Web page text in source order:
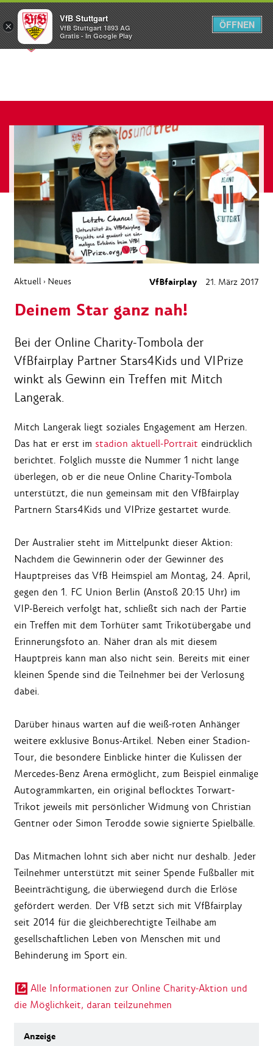
Menü
Aktuell › Neues VfBfairplay 21. März 2017
Deinem Star ganz nah!
Bei der Online Charity-Tombola der
VfBfairplay Partner Stars4Kids und VIPrize
winkt als Gewinn ein Treffen mit Mitch
Langerak.
Mitch Langerak liegt soziales Engagement am Herzen.
Das hat er erst im stadion aktuell-Portrait eindrücklich
berichtet. Folglich musste die Nummer 1 nicht lange
überlegen, ob er die neue Online Charity-Tombola
unterstützt, die nun gemeinsam mit den VfBfairplay
Partnern Stars4Kids und VIPrize gestartet wurde.
Der Australier steht im Mittelpunkt dieser Aktion:
Nachdem die Gewinnerin oder der Gewinner des
Hauptpreises das VfB Heimspiel am Montag, 24. April,
gegen den 1. FC Union Berlin (Anstoß 20:15 Uhr) im
VIP-Bereich verfolgt hat, schließt sich nach der Partie
ein Treffen mit dem Torhüter samt Trikotübergabe und
Erinnerungsfoto an. Näher dran als mit diesem
Hauptpreis kann man also nicht sein. Bereits mit einer
kleinen Spende sind die Teilnehmer bei der Verlosung
dabei.
Darüber hinaus warten auf die weiß-roten Anhänger
weitere exklusive Bonus-Artikel. Neben einer Stadion-
Tour, die besondere Einblicke hinter die Kulissen der
Mercedes-Benz Arena ermöglicht, zum Beispiel einmalige
Autogrammkarten, ein original beflocktes Torwart-
Trikot jeweils mit persönlicher Widmung von Christian
Gentner oder Simon Terodde sowie signierte Spielbälle.
Das Mitmachen lohnt sich aber nicht nur deshalb. Jeder
Teilnehmer unterstützt mit seiner Spende Fußballer mit
Beeinträchtigung, die überwiegend durch die Erlöse
gefördert werden. Der VfB setzt sich mit VfBfairplay
seit 2014 für die gleichberechtigte Teilhabe am
gesellschaftlichen Leben von Menschen mit und
Behinderung im Sport ein.
Alle Informationen zur Online Charity-Aktion und
die Möglichkeit, daran teilzunehmen
×
VfB Stuttgart
VfB Stuttgart 1893 AG
Gratis - In Google Play
ÖFFNEN